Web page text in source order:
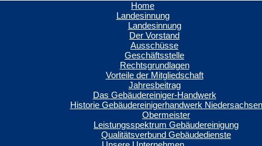
Home
Landesinnung
Landesinnung
Der Vorstand
Ausschüsse
Geschäftsstelle
Rechtsgrundlagen
Vorteile der Mitgliedschaft
Jahresbeitrag
Das Gebäudereiniger-Handwerk
Historie Gebäudereinigerhandwerk Niedersachsen
Obermeister
Leistungsspektrum Gebäudereinigung
Qualitätsverbund Gebäudedienste